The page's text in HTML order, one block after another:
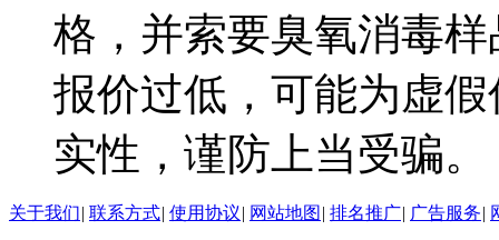
格，并索要臭氧消毒
报价过低，可能为虚
实性，谨防上当受骗。
关于我们| 联系方式| 使用协议| 网站地图 | 排名推广| 广告服务|